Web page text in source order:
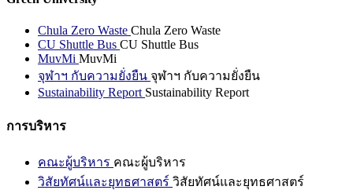
Chula Zero Waste Chula Zero Waste
CU Shuttle Bus CU Shuttle Bus
MuvMi MuvMi
จุฬาฯ กับความยั่งยืน จุฬาฯ กับความยั่งยืน
Sustainability Report Sustainability Report
การบริหาร
คณะผู้บริหาร คณะผู้บริหาร
วิสัยทัศน์และยุทธศาสตร์ วิสัยทัศน์และยุทธศาสตร์